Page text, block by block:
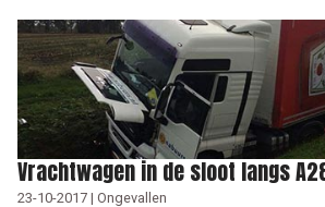
Vrachtwagen in de sloot langs
23-10-2017 | Ongevallen